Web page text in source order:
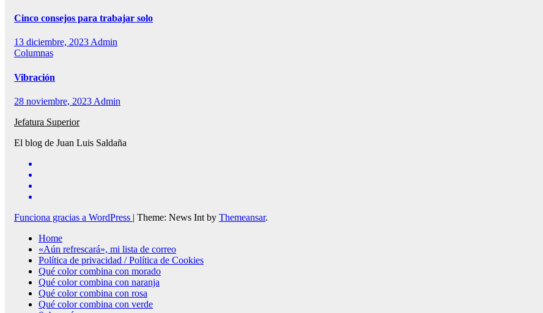
Cinco consejos para trabajar solo
13 diciembre, 2023 Admin
Columnas
Vibración
28 noviembre, 2023 Admin
Jefatura Superior
El blog de Juan Luis Saldaña
Funciona gracias a WordPress | Theme: News Int by Themeansar.
Home
«Aún refrescará», mi lista de correo
Política de privacidad / Política de Cookies
Qué color combina con morado
Qué color combina con naranja
Qué color combina con rosa
Qué color combina con verde